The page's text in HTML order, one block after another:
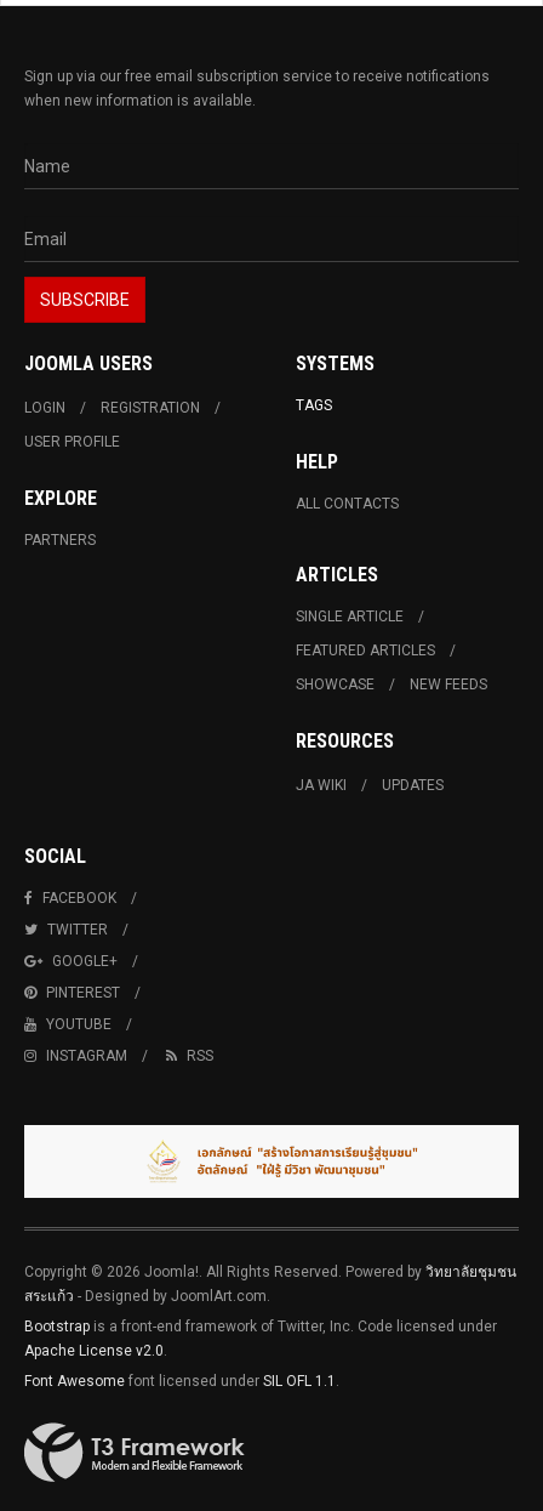
Sign up via our free email subscription service to receive notifications
when new information is available.
JOOMLA USERS
LOGIN
REGISTRATION
USER PROFILE
EXPLORE
PARTNERS
SYSTEMS
TAGS
HELP
ALL CONTACTS
ARTICLES
SINGLE ARTICLE
FEATURED ARTICLES
SHOWCASE
NEW FEEDS
RESOURCES
JA WIKI UPDATES
SOCIAL
FACEBOOK
TWITTER
GOOGLE+
PINTEREST
YOUTUBE
INSTAGRAM
RSS
Copyright © 2026 Joomla!. All Rights Reserved. Powered by วิทยาลัยชุมชน
สระแก้ว - Designed by JoomlArt.com.
Bootstrap is a front-end framework of Twitter, Inc. Code licensed under
Apache License v2.0.
Font Awesome font licensed under SIL OFL 1.1 .